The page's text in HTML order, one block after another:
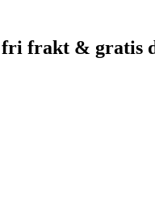
frakt & gratis